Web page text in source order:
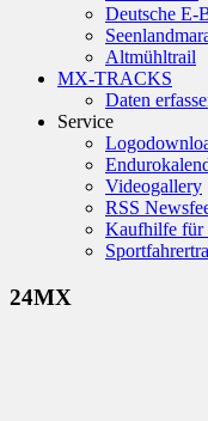
Deutsche E-
Altmühltrail
MX-TRACKS
Daten
Service
Videogallery
RSS
Kaufhilfe für
24MX